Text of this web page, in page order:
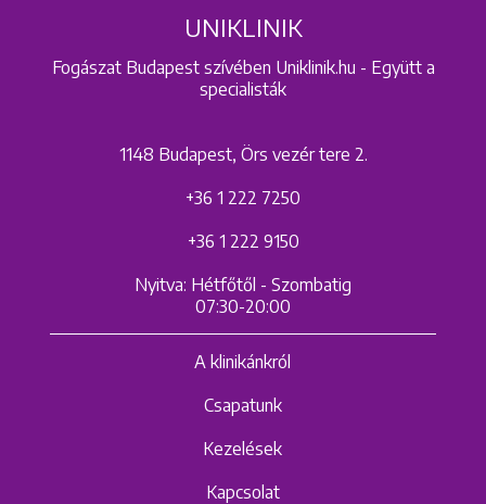
UNIKLINIK
Fogászat Budapest szívében Uniklinik.hu - Együtt a
specialisták
1148 Budapest, Örs vezér tere 2.
+36 1 222 7250
+36 1 222 9150
Nyitva: Hétfőtől - Szombatig
07:30-20:00
A klinikánkról
Csapatunk
Kezelések
Kapcsolat